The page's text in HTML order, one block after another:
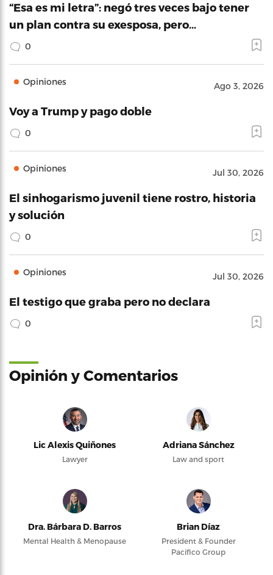
“Esa es mi letra”: negó tres veces bajo tener
un plan contra su exesposa, pero…
0
Opiniones Ago 3, 2026
Voy a Trump y pago doble
0
Opiniones Jul 30, 2026
El sinhogarismo juvenil tiene rostro, historia
y solución
0
Opiniones Jul 30, 2026
El testigo que graba pero no declara
0
Opinión y Comentarios
Lic Alexis Quiñones
Lawyer
Adriana Sánchez
Law and sport
Dra. Bárbara D. Barros
Mental Health & Menopause
Brian Díaz
President & Founder
Pacifico Group